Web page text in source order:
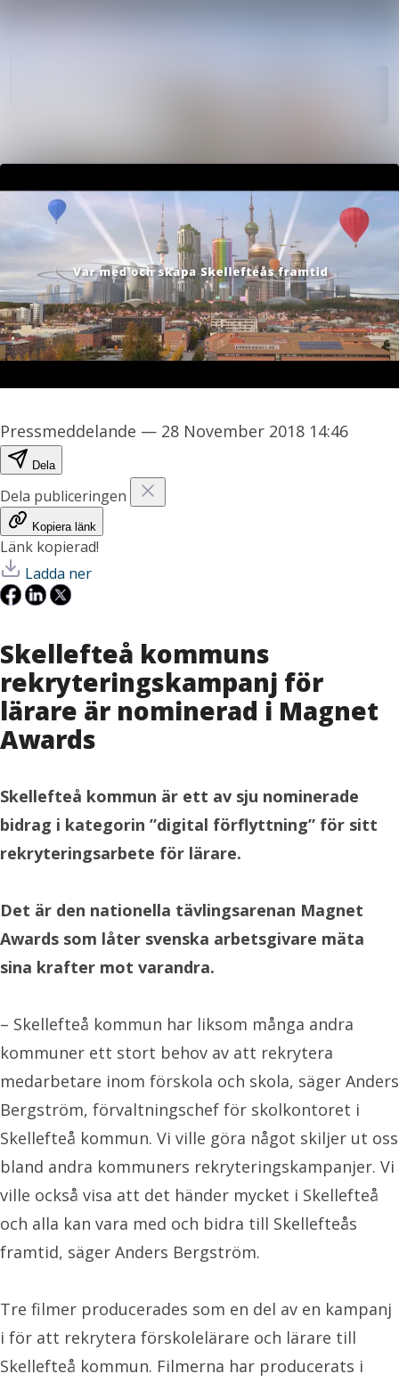
Pressmeddelande — 28 November 2018 14:46
Dela
Dela publiceringen
Kopiera länk
Länk kopierad!
Ladda ner
Skellefteå kommuns
rekryteringskampanj för
lärare är nominerad i Magnet
Awards
Skellefteå kommun är ett av sju nominerade
bidrag i kategorin ”digital förflyttning” för sitt
rekryteringsarbete för lärare.
Det är den nationella tävlingsarenan Magnet
Awards som låter svenska arbetsgivare mäta
sina krafter mot varandra.
– Skellefteå kommun har liksom många andra
kommuner ett stort behov av att rekrytera
medarbetare inom förskola och skola, säger Anders
Bergström, förvaltningschef för skolkontoret i
Skellefteå kommun. Vi ville göra något skiljer ut oss
bland andra kommuners rekryteringskampanjer. Vi
ville också visa att det händer mycket i Skellefteå
och alla kan vara med och bidra till Skellefteås
framtid, säger Anders Bergström.
Tre filmer producerades som en del av en kampanj
i för att rekrytera förskolelärare och lärare till
Skellefteå kommun. Filmerna har producerats i